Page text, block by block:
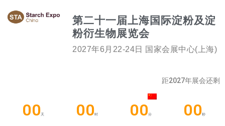
第二十一届上海国际淀粉及淀
粉衍生物展览会
2027年6月22-24日 国家会展中心(上海)
距2027年展会还剩
00天 00时 00分 00秒